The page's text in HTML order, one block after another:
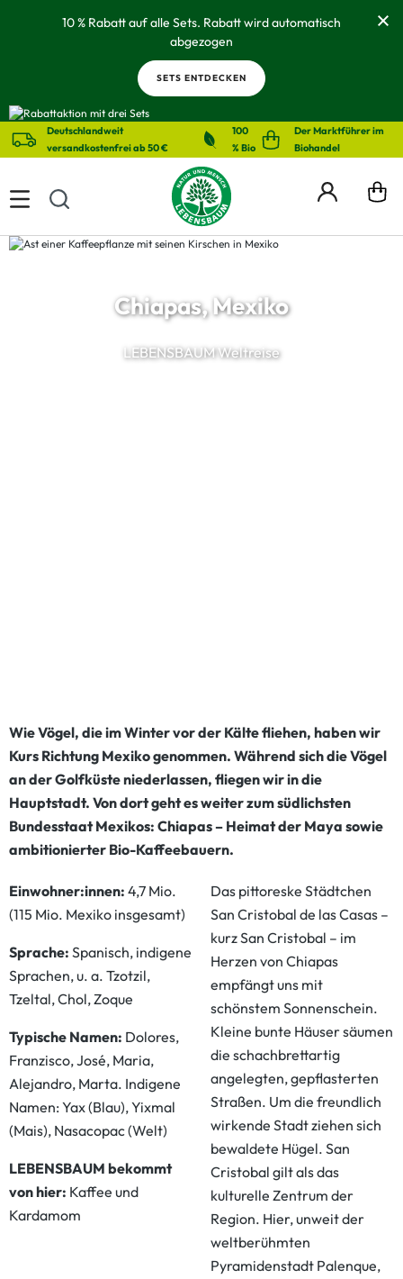
springen10 % Rabatt auf alle Sets. Rabatt wird automatisch
abgezogen
SETS ENTDECKEN
Deutschlandweit
versandkostenfrei ab 50 €
100
% Bio
Der Marktführer im
Biohandel
Chiapas, Mexiko
LEBENSBAUM Weltreise
Wie Vögel, die im Winter vor der Kälte fliehen, haben wir
Kurs Richtung Mexiko genommen. Während sich die Vögel
an der Golfküste niederlassen, fliegen wir in die
Hauptstadt. Von dort geht es weiter zum südlichsten
Bundesstaat Mexikos: Chiapas – Heimat der Maya sowie
ambitionierter Bio-Kaffeebauern.
Einwohner:innen: 4,7 Mio.
(115 Mio. Mexiko insgesamt)
Sprache: Spanisch, indigene
Sprachen, u. a. Tzotzil,
Tzeltal, Chol, Zoque
Typische Namen: Dolores,
Franzisco, José, Maria,
Alejandro, Marta. Indigene
Namen: Yax (Blau), Yixmal
(Mais), Nasacopac (Welt)
LEBENSBAUM bekommt
von hier: Kaffee und
Kardamom
Das pittoreske Städtchen
San Cristobal de las Casas –
kurz San Cristobal – im
Herzen von Chiapas
empfängt uns mit
schönstem Sonnenschein.
Kleine bunte Häuser säumen
die schachbrettartig
angelegten, gepflasterten
Straßen. Um die freundlich
wirkende Stadt ziehen sich
bewaldete Hügel. San
Cristobal gilt als das
kulturelle Zentrum der
Region. Hier, unweit der
weltberühmten
Pyramidenstadt Palenque,